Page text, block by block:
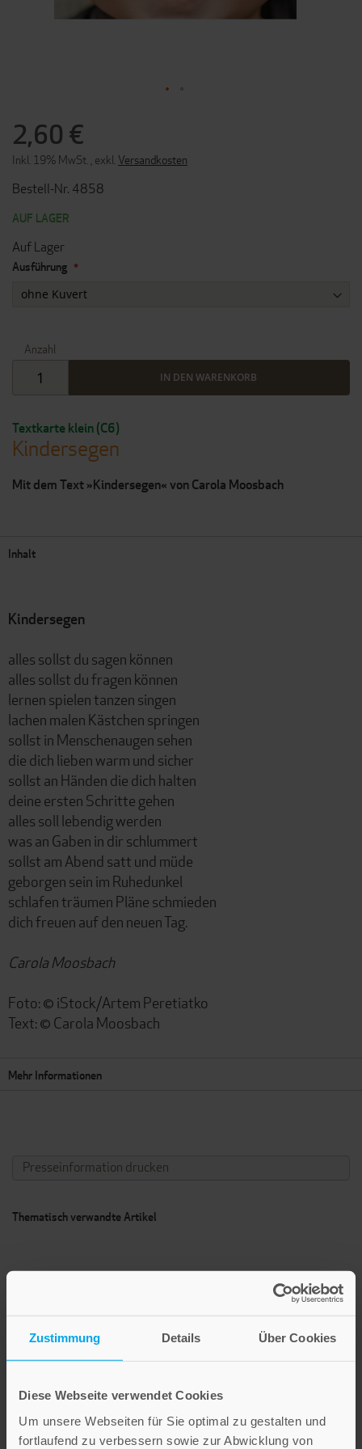
Zustimmung Details Über Cookies
Diese Webseite verwendet Cookies
Um unsere Webseiten für Sie optimal zu gestalten und
fortlaufend zu verbessern sowie zur Abwicklung von
Textkarte klein (C6)
Kindersegen
Mit dem Text »Kindersegen« von Carola Moosbach
2,60 €
Inkl. 19% MwSt. exkl. Versandkosten
Bestell-Nr. 4858
AUF LAGER
Auf Lager
Ausführung
Anzahl
IN DEN WARENKORB
SPRINGEN
Inhalt
Kindersegen
alles sollst du sagen können
alles sollst du fragen können
lernen spielen tanzen singen
lachen malen Kästchen springen
sollst in Menschenaugen sehen
die dich lieben warm und sicher
sollst an Händen die dich halten
deine ersten Schritte gehen
alles soll lebendig werden
was an Gaben in dir schlummert
sollst am Abend satt und müde
geborgen sein im Ruhedunkel
schlafen träumen Pläne schmieden
dich freuen auf den neuen Tag.
Carola Moosbach
Foto: © iStock/Artem Peretiatko
Text: © Carola Moosbach
Mehr Informationen
Presseinformation drucken
Thematisch verwandte Artikel
Begleitet